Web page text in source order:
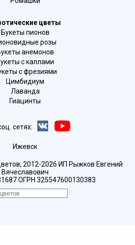
цветы
Букеты пионов
розы
анемонов
с каллами
с фрезиями
Цимбидиум
Лаванда
Гиацинты
сетях:
Ижевск
2012-2026 ИП Рыжков Евгений
Вячеславович
ОГРН 325547600130383